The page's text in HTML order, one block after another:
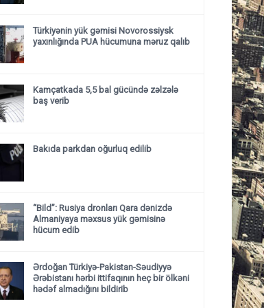
Türkiyənin yük gəmisi Novorossiysk
yaxınlığında PUA hücumuna məruz qalıb
Kamçatkada 5,5 bal gücündə zəlzələ
baş verib
Bakıda parkdan oğurluq edilib
“Bild”: Rusiya dronları Qara dənizdə
Almaniyaya məxsus yük gəmisinə
hücum edib
Ərdoğan Türkiyə-Pakistan-Səudiyyə
Ərəbistanı hərbi ittifaqının heç bir ölkəni
hədəf almadığını bildirib